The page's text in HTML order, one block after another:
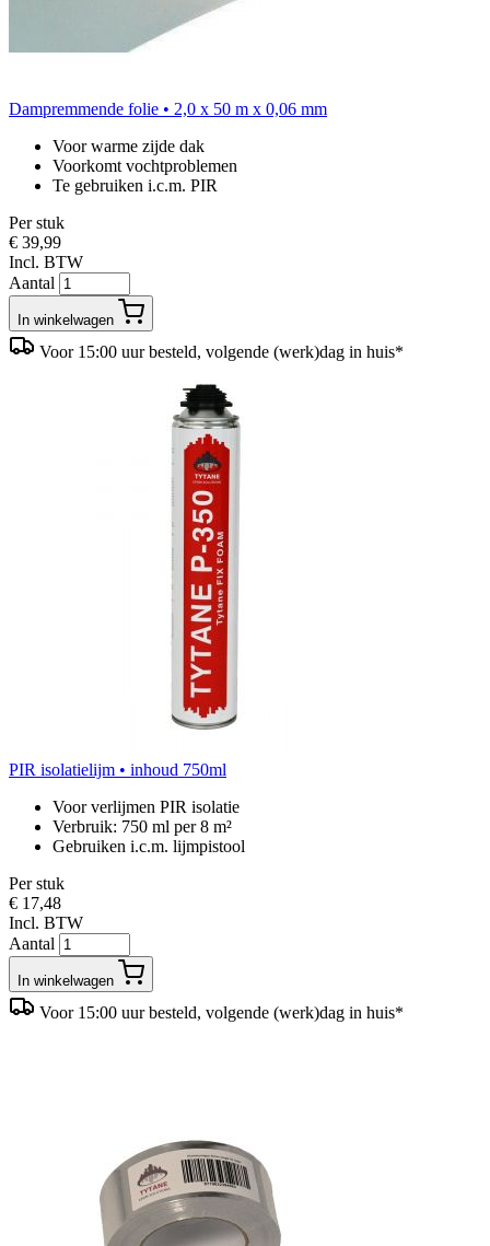
Dampremmende folie • 2,0 x 50 m x 0,06 mm
Voor warme zijde dak
Voorkomt vochtproblemen
Te gebruiken i.c.m. PIR
Per stuk
€ 39,99
Incl. BTW
Aantal
In winkelwagen
Voor 15:00 uur besteld, volgende (werk)dag in huis*
PIR isolatielijm • inhoud 750ml
Voor verlijmen PIR isolatie
Verbruik: 750 ml per 8 m²
Gebruiken i.c.m. lijmpistool
Per stuk
€ 17,48
Incl. BTW
Aantal
In winkelwagen
Voor 15:00 uur besteld, volgende (werk)dag in huis*